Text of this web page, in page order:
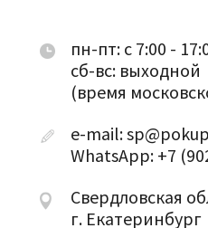
пн-пт: c 7:00 -
сб-вс: выходной
(время
e-mail:
WhatsApp: +7
Свердловская
г. Екатеринбург